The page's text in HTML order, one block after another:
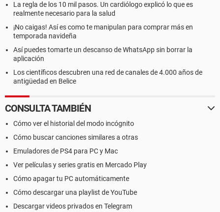
La regla de los 10 mil pasos. Un cardiólogo explicó lo que es
realmente necesario para la salud
¡No caigas! Así es como te manipulan para comprar más en
temporada navideña
Así puedes tomarte un descanso de WhatsApp sin borrar la
aplicación
Los científicos descubren una red de canales de 4.000 años de
antigüedad en Belice
CONSULTA TAMBIÉN
Cómo ver el historial del modo incógnito
Cómo buscar canciones similares a otras
Emuladores de PS4 para PC y Mac
Ver películas y series gratis en Mercado Play
Cómo apagar tu PC automáticamente
Cómo descargar una playlist de YouTube
Descargar videos privados en Telegram